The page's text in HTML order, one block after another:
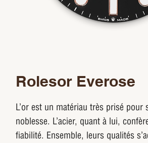
Rolesor Everose
L’or est un matériau très prisé pour
noblesse. L’acier, quant à lui,
fiabilité. Ensemble, leurs qualités